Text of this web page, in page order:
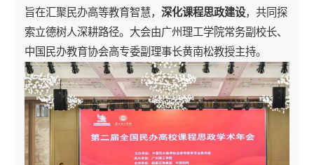
旨在汇聚民办高等教育智慧，深化课程思政建设，共同探
索立德树人深耕路径。大会由广州理工学院常务副校长、
中国民办教育协会高专委副理事长黄南松教授主持。